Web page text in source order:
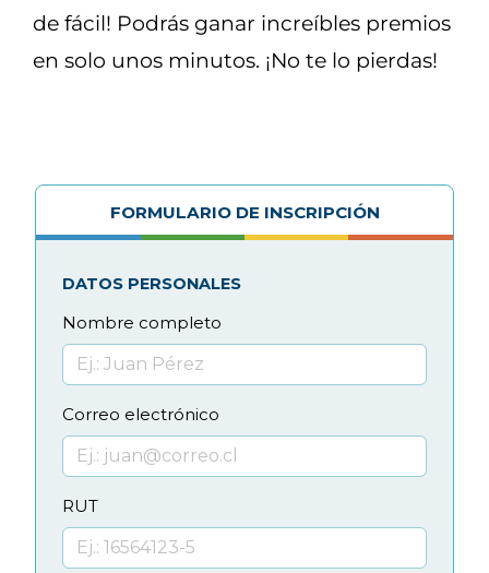
de fácil! Podrás ganar increíbles premios
en solo unos minutos. ¡No te lo pierdas!